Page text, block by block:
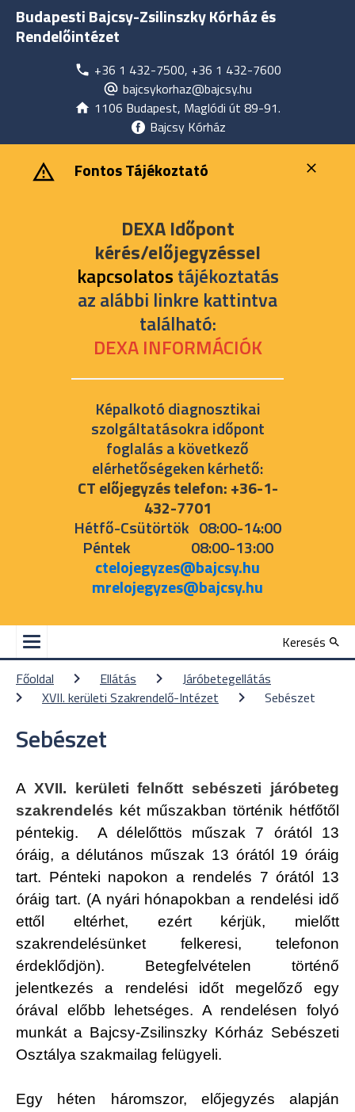
Budapesti Bajcsy-Zsilinszky Kórház és
Rendelőintézet
+36 1 432-7500, +36 1 432-7600
bajcsykorhaz@bajcsy.hu
1106 Budapest, Maglódi út 89-91.
Bajcsy Kórház
‎ ‎Fontos Tájékoztató
DEXA Időpont
kérés/előjegyzéssel
kapcsolatostájékoztatás
az alábbi linkre kattintva
található:
DEXA INFORMÁCIÓK
Képalkotó diagnosztikai
szolgáltatásokra időpont
foglalás a következő
elérhetőségeken kérhető:
CT előjegyzés telefon: +36-1-
432-7701
Hétfő-Csütörtök 08:00-14:00
Péntek 08:00-13:00
ctelojegyzes@bajcsy.hu
mrelojegyzes@bajcsy.hu
Keresés
Főoldal
Ellátás
Járóbetegellátás
XVII. kerületi Szakrendelő-Intézet
Sebészet
Sebészet
A XVII. kerületi felnőtt sebészeti járóbeteg
szakrendelés két műszakban történik hétfőtől
péntekig.
A délelőttös műszak 7 órától 13
óráig, a délutános műszak 13 órától 19 óráig
tart. Pénteki napokon a rendelés 7 órától 13
óráig tart. (A nyári hónapokban a rendelési idő
ettől eltérhet, ezért kérjük, mielőtt
szakrendelésünket felkeresi, telefonon
érdeklődjön). Betegfelvételen történő
jelentkezés a rendelési időt megelőző egy
órával előbb lehetséges. A rendelésen folyó
munkát a Bajcsy-Zsilinszky Kórház Sebészeti
Osztálya szakmailag felügyeli.
Egy héten háromszor, előjegyzés alapján